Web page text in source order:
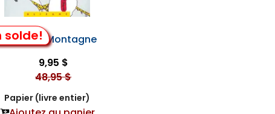
solde!la Montagne
9,95 $
48,95 $
Papier (livre entier)